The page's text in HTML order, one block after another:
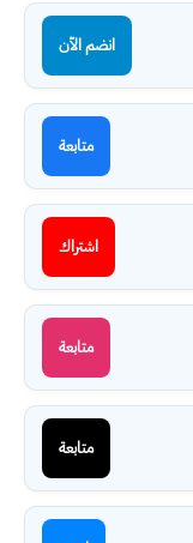
انضم الآن
متابعة
اشتراك
متابعة
متابعة